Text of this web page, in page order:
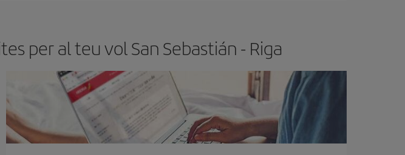
per al teu vol San Sebastián - Riga